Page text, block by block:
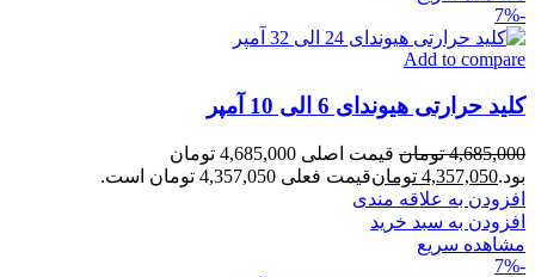
-7%
Add to compare
کلید حرارتی هیوندای 6 الی 10 آمپر
4,685,000 تومان
قیمت اصلی 4,685,000 تومان
بود.4,357,050 تومانقیمت فعلی 4,357,050 تومان است.
افزودن به علاقه مندی
افزودن به سبد خرید
مشاهده سریع
-7%